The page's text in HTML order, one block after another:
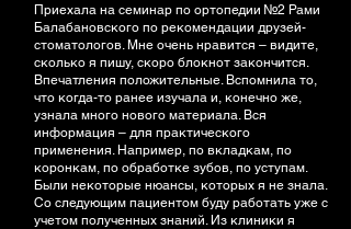
Приехала на семинар по ортопедии №2 Рами
Балабановского по рекомендации друзей-
стоматологов. Мне очень нравится – видите,
сколько я пишу, скоро блокнот закончится.
Впечатления положительные. Вспомнила то,
что когда-то ранее изучала и, конечно же,
узнала много нового материала. Вся
информация – для практического
применения. Например, по вкладкам, по
коронкам, по обработке зубов, по уступам.
Были некоторые нюансы, которых я не знала.
Со следующим пациентом буду работать уже с
учетом полученных знаний. Из клиники я